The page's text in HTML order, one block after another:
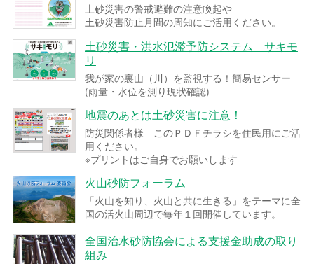
土砂災害の警戒避難の注意喚起や
土砂災害防止月間の周知にご活用ください。
土砂災害・洪水氾濫予防システム サキモ
リ
我が家の裏山（川）を監視する！簡易センサー
(雨量・水位を測り現状確認)
地震のあとは土砂災害に注意！
防災関係者様 このＰＤＦチラシを住民用にご活
用ください。
※プリントはご自身でお願いします
火山砂防フォーラム
「火山を知り、火山と共に生きる」をテーマに全
国の活火山周辺で毎年１回開催しています。
全国治水砂防協会による支援金助成の取り
組み